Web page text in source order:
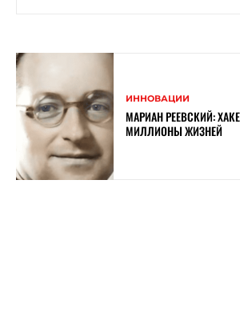
ИННОВАЦИИ
МАРИАН РЕЕВСКИЙ:
МИЛЛИОНЫ ЖИЗНЕЙ